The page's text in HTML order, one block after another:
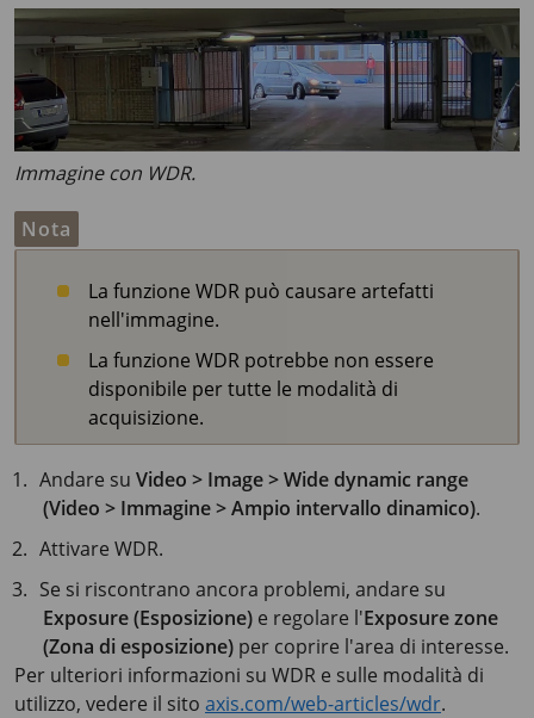
Immagine con WDR.
Nota
La funzione WDR può causare artefatti
nell'immagine.
La funzione WDR potrebbe non essere
disponibile per tutte le modalità di
acquisizione.
Andare suVideo > Image > Wide dynamic range
(Video > Immagine > Ampio intervallo dinamico).
Attivare WDR.
Se si riscontrano ancora problemi, andare su
Exposure (Esposizione) e regolare l'Exposure zone
(Zona di esposizione) per coprire l'area di interesse.
Per ulteriori informazioni su WDR e sulle modalità di
utilizzo, vedere il sito axis.com/web-articles/wdr.